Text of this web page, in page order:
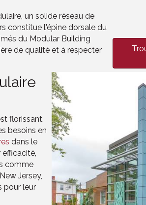
un solide réseau de
constitue l'épine dorsale du
du Modular Building
de qualité et à respecter
florissant,
besoins en
dans le
comme
Jersey,
pour leur